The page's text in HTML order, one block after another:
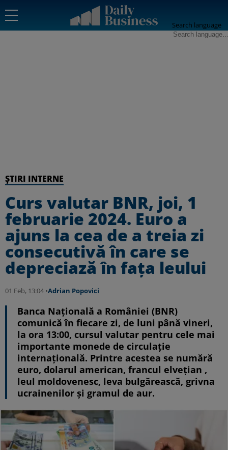
Search language
ȘTIRI INTERNE
Curs valutar BNR, joi, 1
februarie 2024. Euro a
ajuns la cea de a treia zi
consecutivă în care se
depreciază în fața leului
01 Feb, 13:04 •Adrian Popovici
Banca Națională a României (BNR)
comunică în fiecare zi, de luni până vineri,
la ora 13:00, cursul valutar pentru cele mai
importante monede de circulație
internațională. Printre acestea se numără
euro, dolarul american, francul elvețian ,
leul moldovenesc, leva bulgărească, grivna
ucrainenilor și gramul de aur.